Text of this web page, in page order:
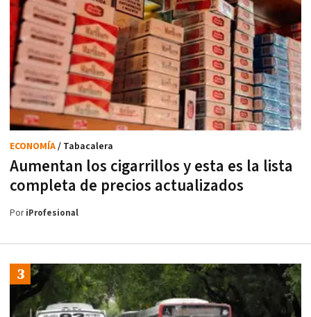
Aumentan los cigarrillos y esta es la lista
completa de precios actualizados
ECONOMÍA/ Tabacalera
PoriProfesional